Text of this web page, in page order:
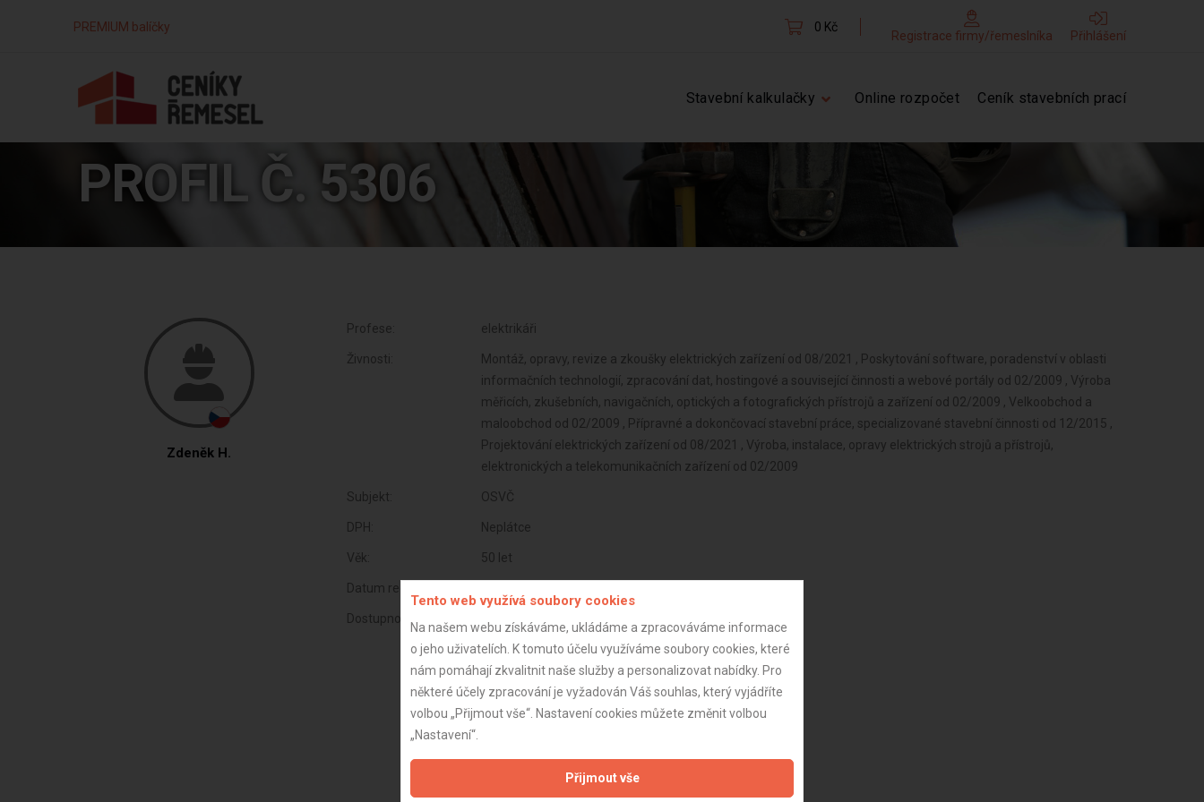
PREMIUM balíčky 0 Kč
Registrace firmy/řemeslníka Přihlášení
Stavební kalkulačky Online rozpočet Ceník stavebních prací
PROFIL Č. 5306
Zdeněk H.
Profese: elektrikáři
Živnosti:
Montáž, opravy, revize a zkoušky elektrických zařízení od 08/2021 , Poskytování software, poradenství v oblasti
informačních technologií, zpracování dat, hostingové a související činnosti a webové portály od 02/2009 , Výroba
měřicích, zkušebních, navigačních, optických a fotografických přístrojů a zařízení od 02/2009 , Velkoobchod a
maloobchod od 02/2009 , Přípravné a dokončovací stavební práce, specializované stavební činnosti od 12/2015 ,
Projektování elektrických zařízení od 08/2021 , Výroba, instalace, opravy elektrických strojů a přístrojů,
elektronických a telekomunikačních zařízení od 02/2009
Subjekt: OSVČ
DPH: Neplátce
Věk: 50 let
Datum registrace:
Dostupnost:
Tento web využívá soubory cookies
Na našem webu získáváme, ukládáme a zpracováváme informace
o jeho uživatelích. K tomuto účelu využíváme soubory cookies, které
nám pomáhají zkvalitnit naše služby a personalizovat nabídky. Pro
některé účely zpracování je vyžadován Váš souhlas, který vyjádříte
volbou „Přijmout vše“. Nastavení cookies můžete změnit volbou
„Nastavení“.
Přijmout vše